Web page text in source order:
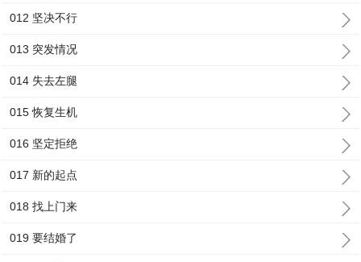
012 坚决不行
013 突发情况
014 失去左腿
015 恢复生机
016 坚定拒绝
017 新的起点
018 找上门来
019 要结婚了